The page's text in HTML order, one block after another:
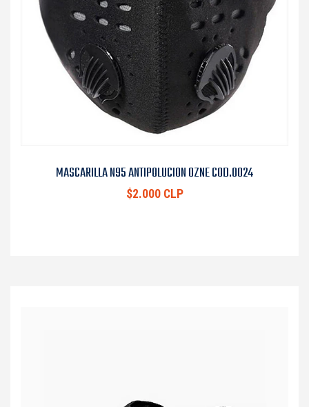
MASCARILLA N95 ANTIPOLUCION OZNE COD.0024
$2.000 CLP